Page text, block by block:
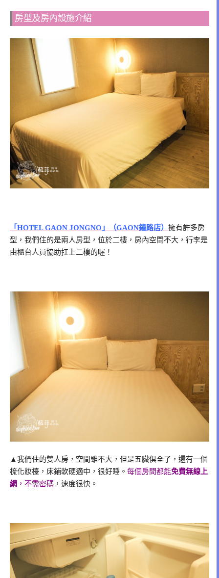
房型及房內設施介紹
「HOTEL GAON JONGNO」（GAON鐘路店） 擁有許多房
型，我們住的是兩人房型，位於二樓，房內空間不大，行李是
由櫃台人員協助扛上二樓的喔！
▲我們住的雙人房，空間雖不大，但是五臟俱全了，還有一個
梳化妝檯，床鋪軟硬適中，很好睡。 每個房間都能免費無線上
網 ，不需密碼 ，速度很快。